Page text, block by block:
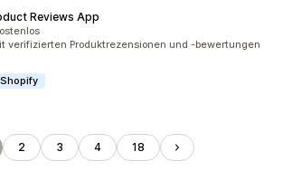
Reviews App
insgesamt
verifizierten Produktrezensionen und -bewertungen
2 3 4 18